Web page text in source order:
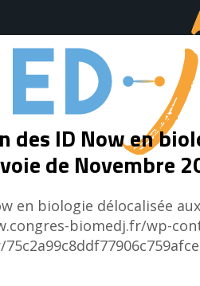
ID Now en
de Novembre
en biologie délocalisée
biomedj.fr/wp-